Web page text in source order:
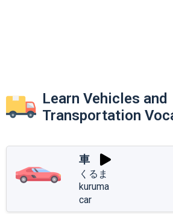
Learn Vehicles and
Transportation
車
くるま
kuruma
car